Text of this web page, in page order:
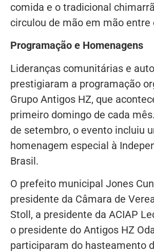
comida e o tradicional
circulou de mão em mão entre
Programação e Homenagens
Lideranças comunitárias e
prestigiaram a programação
Grupo Antigos HZ, que
primeiro domingo de cada
de setembro, o evento incluiu
homenagem especial à
Brasil.
O prefeito municipal Jones
presidente da Câmara de
Stoll, a presidente da ACIAP
o presidente do Antigos HZ
participaram do hasteamento